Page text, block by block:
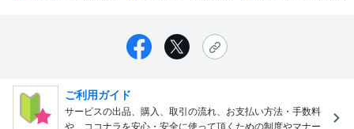
ご利用ガイド
サービスの出品、購入、取引の流れ、お支払い方法・手数料
や、ココナラを安心・安全に使って頂くための制度やマナー